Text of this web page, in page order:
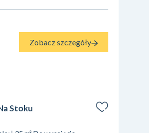
Zobacz szczegóły
Stoku